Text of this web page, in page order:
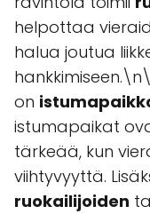
helpottaa
halua joutua
on
istumapaikat
tärkeää, kun
viihtyvyyttä.
ruokailijoiden